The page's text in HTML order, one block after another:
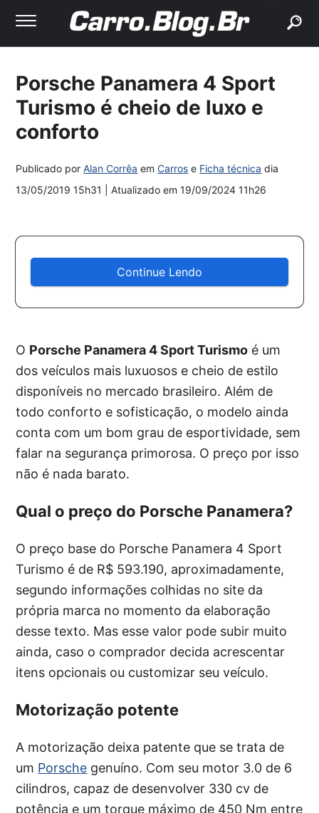
Porsche Panamera 4 Sport
Turismo é cheio de luxo e
conforto
Publicado porAlan Corrêa emCarros e Ficha técnica dia
13/05/2019 15h31
| Atualizado em19/09/2024 11h26
Continue Lendo
O Porsche Panamera 4 Sport Turismo é um
dos veículos mais luxuosos e cheio de estilo
disponíveis no mercado brasileiro. Além de
todo conforto e sofisticação, o modelo ainda
conta com um bom grau de esportividade, sem
falar na segurança primorosa. O preço por isso
não é nada barato.
Qual o preço do Porsche Panamera?
O preço base do Porsche Panamera 4 Sport
Turismo é de R$ 593.190, aproximadamente,
segundo informações colhidas no site da
própria marca no momento da elaboração
desse texto. Mas esse valor pode subir muito
ainda, caso o comprador decida acrescentar
itens opcionais ou customizar seu veículo.
Motorização potente
A motorização deixa patente que se trata de
um Porsche genuíno. Com seu motor 3.0 de 6
cilindros, capaz de desenvolver 330 cv de
potência e um torque máximo de 450 Nm entre